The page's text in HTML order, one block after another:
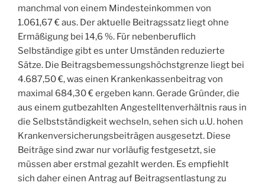
manchmal von einem Mindesteinkommen von
1.061,67 € aus. Der aktuelle Beitragssatz liegt ohne
Ermäßigung bei 14,6 %. Für nebenberuflich
Selbständige gibt es unter Umständen reduzierte
Sätze. Die Beitragsbemessungshöchstgrenze liegt bei
4.687,50 €, was einen Krankenkassenbeitrag von
maximal 684,30 € ergeben kann. Gerade Gründer, die
aus einem gutbezahlten Angestelltenverhältnis raus in
die Selbstständigkeit wechseln, sehen sich u.U. hohen
Krankenversicherungsbeiträgen ausgesetzt. Diese
Beiträge sind zwar nur vorläufig festgesetzt, sie
müssen aber erstmal gezahlt werden. Es empfiehlt
sich daher einen Antrag auf Beitragsentlastung zu